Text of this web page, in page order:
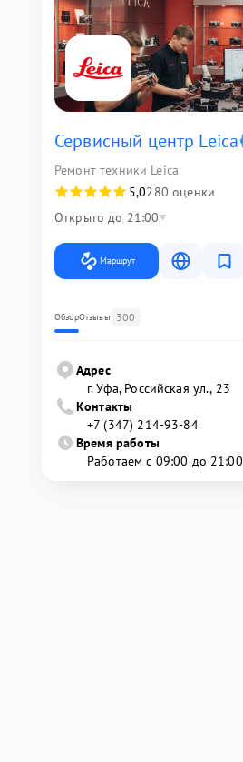
Сервисный центр Leica
Ремонт техники Leica
5,0280 оценки
Открыто до 21:00
Маршрут
ОбзорОтзывы 300
Адрес
г. Уфа, Российская ул., 23
Контакты
+7 (347) 214-93-84
Время работы
Работаем с 09:00 до 21:00